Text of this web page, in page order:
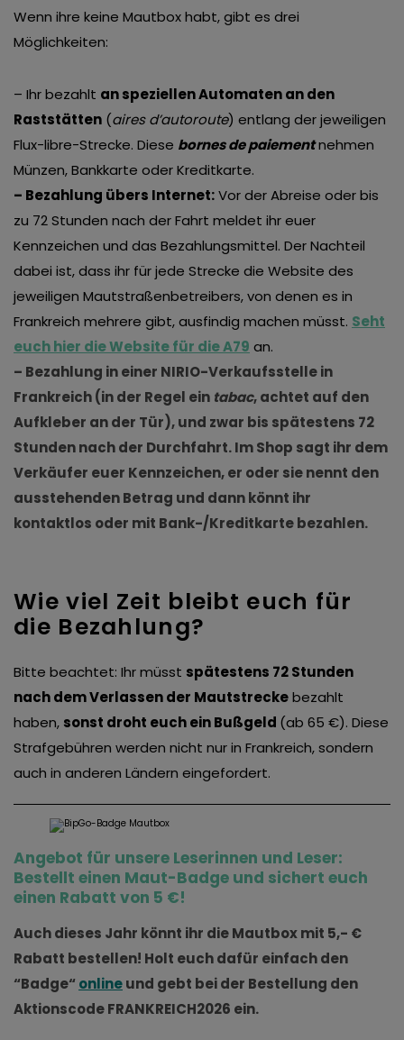
Wenn ihre keine Mautbox habt, gibt es drei
Möglichkeiten:
– Ihr bezahlt an speziellen Automaten an den
Raststätten (aires d’autoroute) entlang der jeweiligen
Flux-libre-Strecke. Diese bornes de paiementnehmen
Münzen, Bankkarte oder Kreditkarte.
– Bezahlung übers Internet:Vor der Abreise oder bis
zu 72 Stunden nach der Fahrt meldet ihr euer
Kennzeichen und das Bezahlungsmittel. Der Nachteil
dabei ist, dass ihr für jede Strecke die Website des
jeweiligen Mautstraßenbetreibers, von denen es in
Frankreich mehrere gibt, ausfindig machen müsst. Seht
euch hier die Website für die A79 an.
– Bezahlung in einer NIRIO-Verkaufsstellein
Frankreich (in der Regel ein tabac, achtet auf den
Aufkleber an der Tür), und zwar bis spätestens 72
Stunden nach der Durchfahrt. Im Shop sagt ihr dem
Verkäufer euer Kennzeichen, er oder sie nennt den
ausstehenden Betrag und dann könnt ihr
kontaktlos oder mit Bank-/Kreditkarte bezahlen.
Wie viel Zeit bleibt euch für
die Bezahlung?
Bitte beachtet: Ihr müsst spätestens 72 Stunden
nach dem Verlassen der Mautstreckebezahlt
haben, sonst droht euch ein Bußgeld (ab 65 €). Diese
Strafgebühren werden nicht nur in Frankreich, sondern
auch in anderen Ländern eingefordert.
Angebot für unsere Leserinnen und Leser:
Bestellt einen Maut-Badge und sichert euch
einen Rabatt von 5 €!
Auch dieses Jahr könnt ihr die Mautbox mit 5,- €
Rabatt bestellen! Holt euch dafür einfach den
“Badge“onlineund gebt bei der Bestellung den
AktionscodeFRANKREICH2026 ein.